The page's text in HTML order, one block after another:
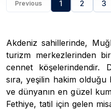
Previous 1 2 3
Akdeniz sahillerinde,
turizm merkezlerinden
cennet köşelerindendir.
sıra, yeşilin hakim
ve dünyanın en güzel
Fethiye, tatil için gelen